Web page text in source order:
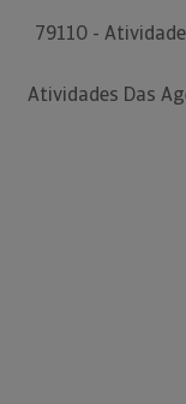
79110 -
Atividades Das